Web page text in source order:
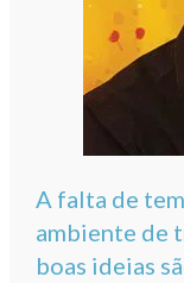
A falta de
ambiente de
boas ideias